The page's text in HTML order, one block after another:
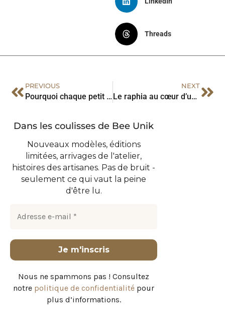
Threads
PREVIOUS
Pourquoi chaque petit geste compte dans la lutte pour un monde plus durable ?
NEXT
Le raphia au cœur d’une mode éthique
Dans les coulisses de Bee Unik
Nouveaux modèles, éditions
limitées, arrivages de l'atelier,
histoires des artisanes. Pas de bruit -
seulement ce qui vaut la peine
d'être lu.
Nous ne spammons pas ! Consultez
notre politique de confidentialité pour
plus d’informations.